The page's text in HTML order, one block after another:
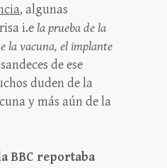
, algunas
i.e la prueba de la
la vacuna, el implante
de ese
duden de la
y más aún de la
BBC reportaba